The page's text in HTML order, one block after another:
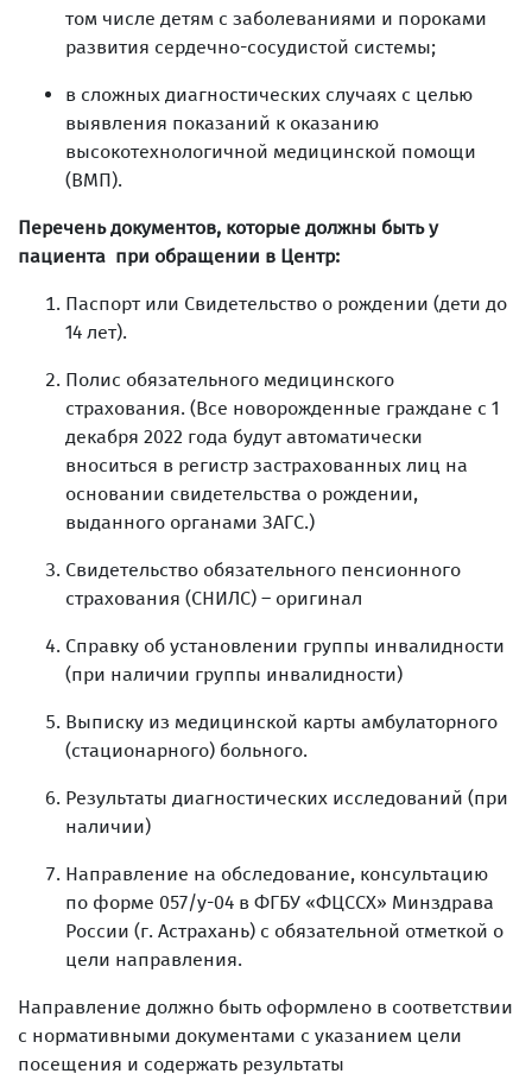
том числе детям с заболеваниями и пороками
развития сердечно-сосудистой системы;
в сложных диагностических случаях с целью
выявления показаний к оказанию
высокотехнологичной медицинской помощи
(ВМП).
Перечень документов, которые должны быть у
пациента при обращении в Центр:
Паспорт или Свидетельство о рождении (дети до
14 лет).
Полис обязательного медицинского
страхования. (Все новорожденные граждане с 1
декабря 2022 года будут автоматически
вноситься в регистр застрахованных лиц на
основании свидетельства о рождении,
выданного органами ЗАГС.)
Свидетельство обязательного пенсионного
страхования (СНИЛС) – оригинал
Справку об установлении группы инвалидности
(при наличии группы инвалидности)
Выписку из медицинской карты амбулаторного
(стационарного) больного.
Результаты диагностических исследований (при
наличии)
Направление на обследование, консультацию
по форме 057/у-04 в ФГБУ «ФЦССХ» Минздрава
России (г. Астрахань) с обязательной отметкой о
цели направления.
Направление должно быть оформлено в соответствии
с нормативными документами с указанием цели
посещения и содержать результаты